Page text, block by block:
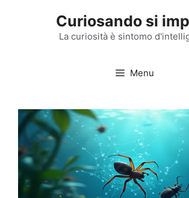
Curiosando si
La curiosità è sintomo
Menu